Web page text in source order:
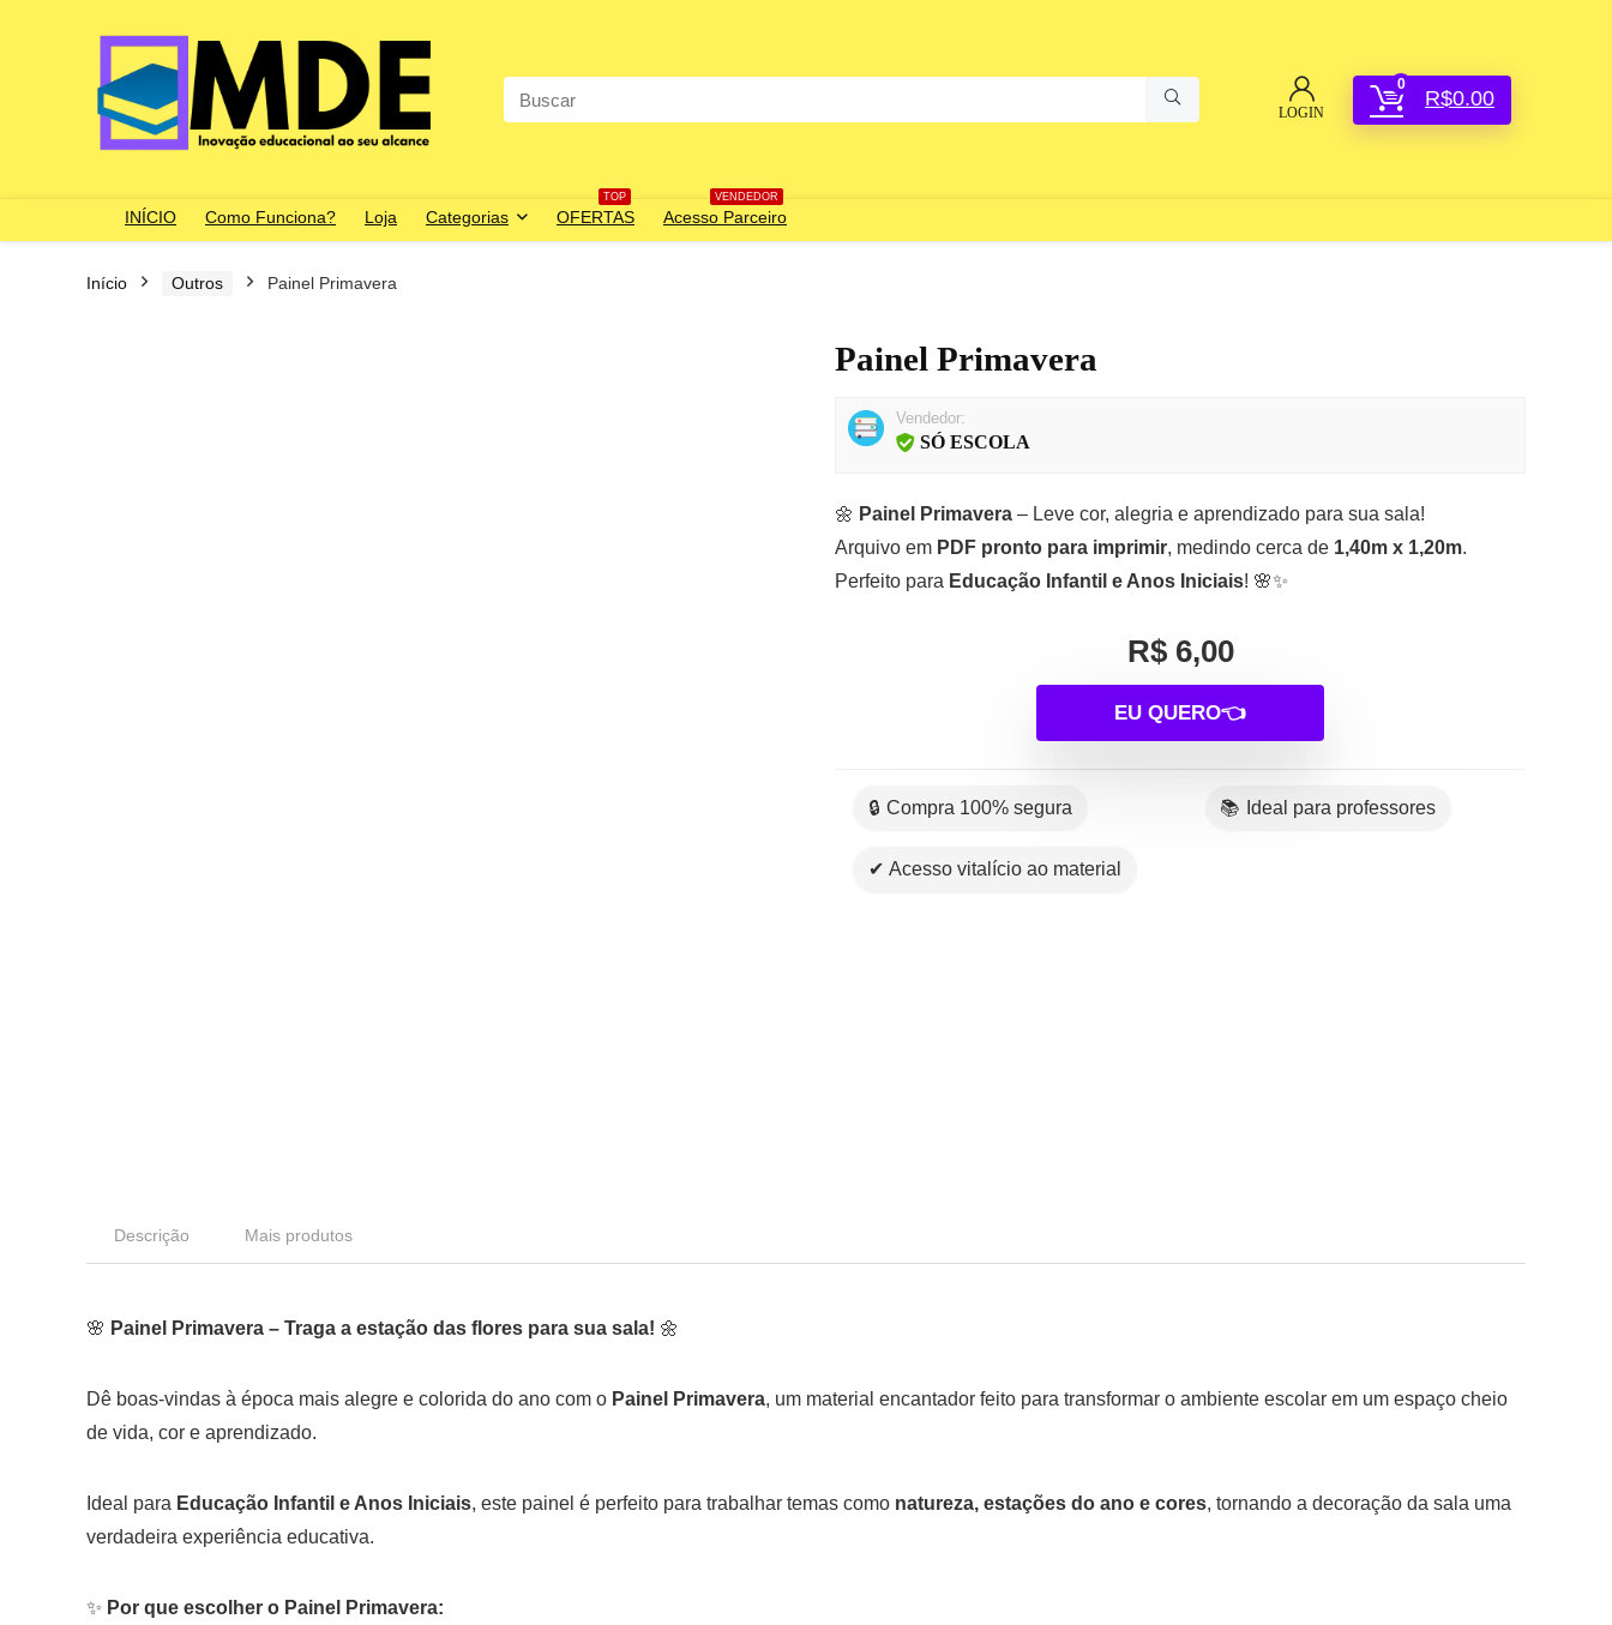
Search
for:
LOGIN
0
R$0.00
INÍCIO Como Funciona? Loja Categorias
TOP
OFERTAS
VENDEDOR
Acesso Parceiro
Início Outros Painel Primavera
Painel Primavera
Vendedor:
SÓ ESCOLA
🌼 Painel Primavera – Leve cor, alegria e aprendizado para sua sala!
Arquivo em PDF pronto para imprimir, medindo cerca de 1,40m x 1,20m.
Perfeito para Educação Infantil e Anos Iniciais! 🌸✨
R$ 6,00
EU QUERO👈
🔒 Compra 100% segura 📚 Ideal para professores
✔ Acesso vitalício ao material
Descrição Mais produtos
🌸 Painel Primavera – Traga a estação das flores para sua sala! 🌼
Dê boas-vindas à época mais alegre e colorida do ano com o Painel Primavera, um material encantador feito para transformar o ambiente escolar em um espaço cheio
de vida, cor e aprendizado.
Ideal para Educação Infantil e Anos Iniciais, este painel é perfeito para trabalhar temas como natureza, estações do ano e cores, tornando a decoração da sala uma
verdadeira experiência educativa.
✨ Por que escolher o Painel Primavera: